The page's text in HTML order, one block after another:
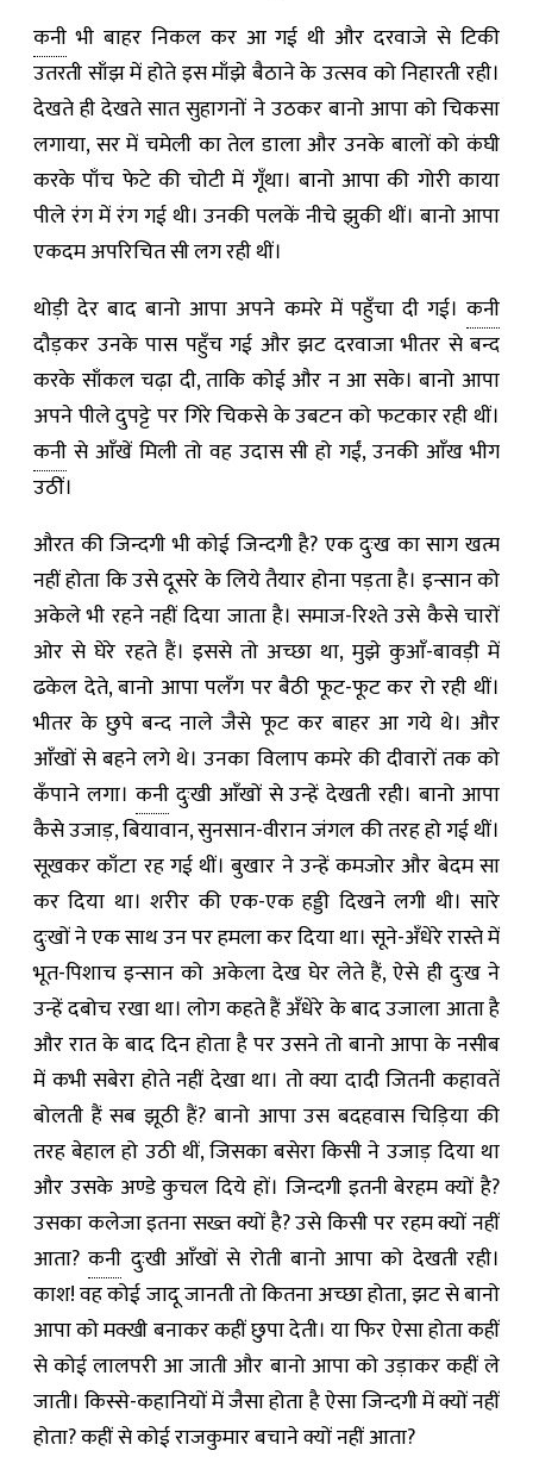
कनी भी बाहर निकल कर आ गई थी और दरवाजे से टिकी
उतरती साँझ में होते इस माँझे बैठाने के उत्सव को निहारती रही।
देखते ही देखते सात सुहागनों ने उठकर बानो आपा को चिकसा
लगाया, सर में चमेली का तेल डाला और उनके बालों को कंघी
करके पाँच फेटे की चोटी में गूँथा। बानो आपा की गोरी काया
पीले रंग में रंग गई थी। उनकी पलकें नीचे झुकी थीं। बानो आपा
एकदम अपरिचित सी लग रही थीं।
थोड़ी देर बाद बानो आपा अपने कमरे में पहुँचा दी गई। कनी
दौड़कर उनके पास पहुँच गई और झट दरवाजा भीतर से बन्द
करके साँकल चढ़ा दी, ताकि कोई और न आ सके। बानो आपा
अपने पीले दुपट्टे पर गिरे चिकसे के उबटन को फटकार रही थीं।
कनी से आँखें मिली तो वह उदास सी हो गईं, उनकी आँख भीग
उठीं।
औरत की जिन्दगी भी कोई जिन्दगी है? एक दुःख का साग खत्म
नहीं होता कि उसे दूसरे के लिये तैयार होना पड़ता है। इन्सान को
अकेले भी रहने नहीं दिया जाता है। समाज-रिश्ते उसे कैसे चारों
ओर से घेरे रहते हैं। इससे तो अच्छा था, मुझे कुआँ-बावड़ी में
ढकेल देते, बानो आपा पलँग पर बैठी फूट-फूट कर रो रही थीं।
भीतर के छुपे बन्द नाले जैसे फूट कर बाहर आ गये थे। और
आँखों से बहने लगे थे। उनका विलाप कमरे की दीवारों तक को
कँपाने लगा। कनीदुःखी आँखों से उन्हें देखती रही। बानो आपा
कैसे उजाड़, बियावान, सुनसान-वीरान जंगल की तरह हो गई थीं।
सूखकर काँटा रह गई थीं। बुखार ने उन्हें कमजोर और बेदम सा
कर दिया था। शरीर की एक-एक हड्डी दिखने लगी थी। सारे
दुःखों ने एक साथ उन पर हमला कर दिया था। सूने-अँधेरे रास्ते में
भूत-पिशाच इन्सान को अकेला देख घेर लेते हैं, ऐसे ही दुःख ने
उन्हें दबोच रखा था। लोग कहते हैं अँधेरे के बाद उजाला आता है
और रात के बाद दिन होता है पर उसने तो बानो आपा के नसीब
में कभी सबेरा होते नहीं देखा था। तो क्या दादी जितनी कहावतें
बोलती हैं सब झूठी हैं? बानो आपा उस बदहवास चिड़िया की
तरह बेहाल हो उठी थीं, जिसका बसेरा किसी ने उजाड़ दिया था
और उसके अण्डे कुचल दिये हों। जिन्दगी इतनी बेरहम क्यों है?
उसका कलेजा इतना सख्त क्यों है? उसे किसी पर रहम क्यों नहीं
आता?कनी दुःखी आँखों से रोती बानो आपा को देखती रही।
काश! वह कोई जादू जानती तो कितना अच्छा होता, झट से बानो
आपा को मक्खी बनाकर कहीं छुपा देती। या फिर ऐसा होता कहीं
से कोई लालपरी आ जाती और बानो आपा को उड़ाकर कहीं ले
जाती। किस्से-कहानियों में जैसा होता है ऐसा जिन्दगी में क्यों नहीं
होता? कहीं से कोई राजकुमार बचाने क्यों नहीं आता?